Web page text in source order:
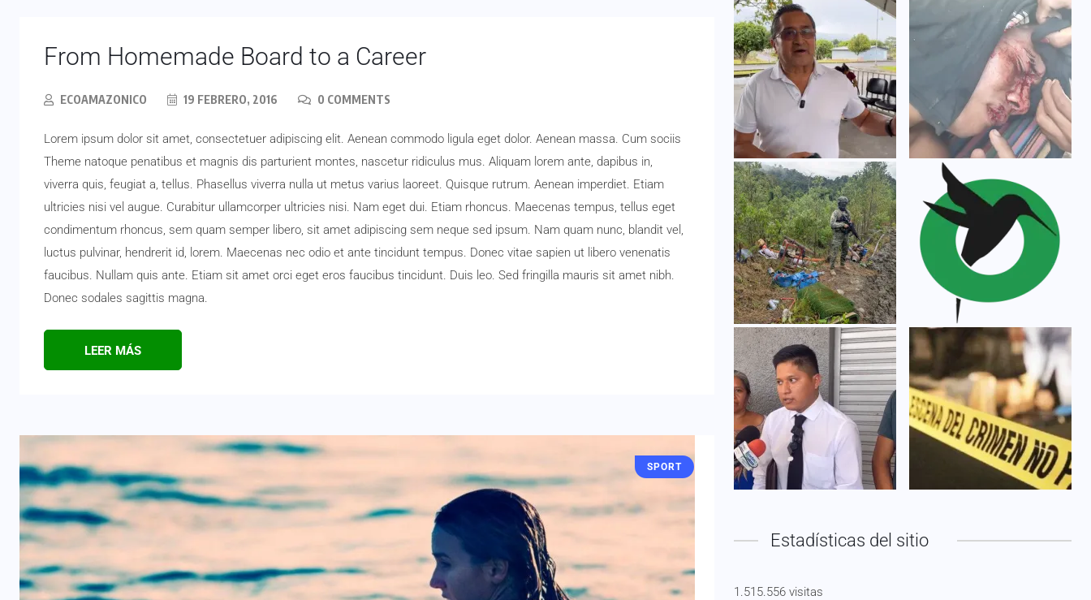
From Homemade Board to a Career
ECOAMAZONICO 19 FEBRERO, 2016 0 COMMENTS
Lorem ipsum dolor sit amet, consectetuer adipiscing elit. Aenean commodo ligula eget dolor. Aenean massa. Cum sociis
Theme natoque penatibus et magnis dis parturient montes, nascetur ridiculus mus. Aliquam lorem ante, dapibus in,
viverra quis, feugiat a, tellus. Phasellus viverra nulla ut metus varius laoreet. Quisque rutrum. Aenean imperdiet. Etiam
ultricies nisi vel augue. Curabitur ullamcorper ultricies nisi. Nam eget dui. Etiam rhoncus. Maecenas tempus, tellus eget
condimentum rhoncus, sem quam semper libero, sit amet adipiscing sem neque sed ipsum. Nam quam nunc, blandit vel,
luctus pulvinar, hendrerit id, lorem. Maecenas nec odio et ante tincidunt tempus. Donec vitae sapien ut libero venenatis
faucibus. Nullam quis ante. Etiam sit amet orci eget eros faucibus tincidunt. Duis leo. Sed fringilla mauris sit amet nibh.
Donec sodales sagittis magna.
LEER MÁS
SPORT
Estadísticas del sitio
1.515.556 visitas